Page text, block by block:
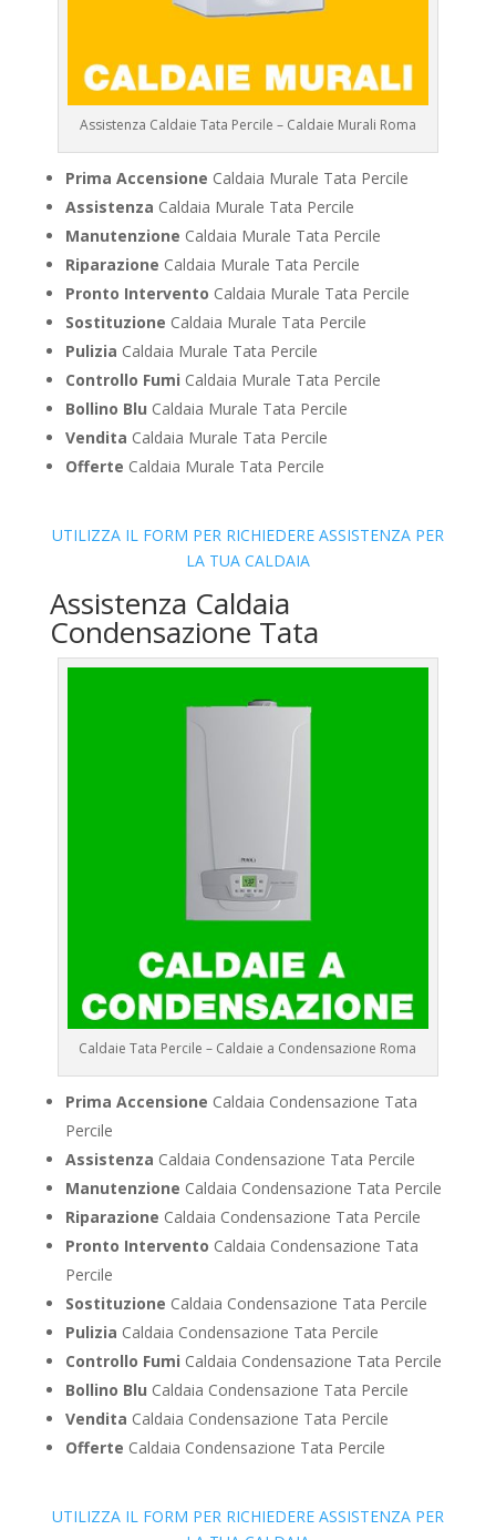
Assistenza Caldaie Tata Percile – Caldaie Murali Roma
Prima Accensione Caldaia Murale Tata Percile
Assistenza Caldaia Murale Tata Percile
Manutenzione Caldaia Murale Tata Percile
Riparazione Caldaia Murale Tata Percile
Pronto Intervento Caldaia Murale Tata Percile
Sostituzione Caldaia Murale Tata Percile
Pulizia Caldaia Murale Tata Percile
Controllo Fumi Caldaia Murale Tata Percile
Bollino Blu Caldaia Murale Tata Percile
Vendita Caldaia Murale Tata Percile
Offerte Caldaia Murale Tata Percile
UTILIZZA IL FORM PER RICHIEDERE ASSISTENZA PER
LA TUA CALDAIA
Assistenza Caldaia
Condensazione Tata
Caldaie Tata Percile – Caldaie a Condensazione Roma
Prima Accensione Caldaia Condensazione Tata
Percile
Assistenza Caldaia Condensazione Tata Percile
Manutenzione Caldaia Condensazione Tata Percile
Riparazione Caldaia Condensazione Tata Percile
Pronto Intervento Caldaia Condensazione Tata
Percile
Sostituzione Caldaia Condensazione Tata Percile
Pulizia Caldaia Condensazione Tata Percile
Controllo Fumi Caldaia Condensazione Tata Percile
Bollino Blu Caldaia Condensazione Tata Percile
Vendita Caldaia Condensazione Tata Percile
Offerte Caldaia Condensazione Tata Percile
UTILIZZA IL FORM PER RICHIEDERE ASSISTENZA PER